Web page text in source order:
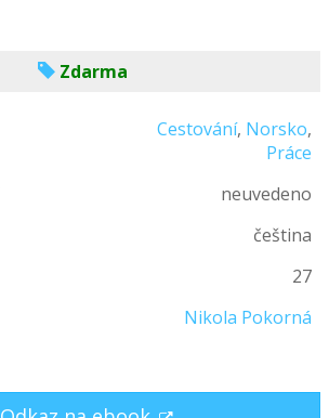
Zdarma
Cestování, Norsko,
Práce
neuvedeno
čeština
27
Nikola Pokorná